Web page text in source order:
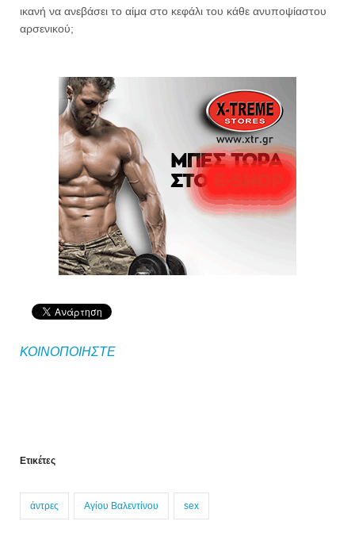
ικανή να ανεβάσει το αίμα στο κεφάλι του κάθε ανυποψίαστου
αρσενικού;
ΚΟΙΝΟΠΟΙΗΣΤΕ
Ετικέτες
άντρες Αγίου Βαλεντίνου sex